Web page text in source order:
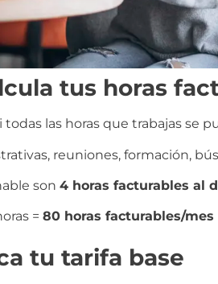
tus horas
todas las horas que trabajas se
reuniones, formación,
son 4 horas facturables al
= 80 horas facturables/mes
tu tarifa base